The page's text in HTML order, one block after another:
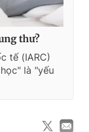
thư?
tế (IARC)
là "yếu